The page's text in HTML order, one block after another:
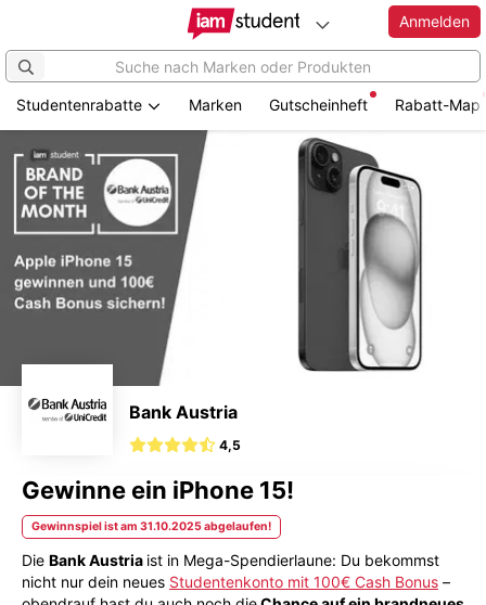
Hauptinhalt
springen
Anmelden
Studentenrabatte Marken Gutscheinheft Rabatt-Map
Bank Austria
4,5
Gewinne ein iPhone 15!
Gewinnspiel ist am 31.10.2025 abgelaufen!
Die Bank Austria ist in Mega-Spendierlaune: Du bekommst
nicht nur dein neues Studentenkonto mit 100€ Cash Bonus –